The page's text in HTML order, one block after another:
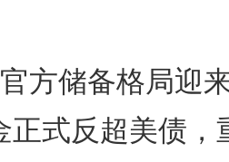
储备格局迎
正式反超美债，